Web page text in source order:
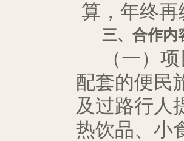
算 ，年终再
三、合作内
（一） 项
配套的便民
及过路行人
热饮品、 小